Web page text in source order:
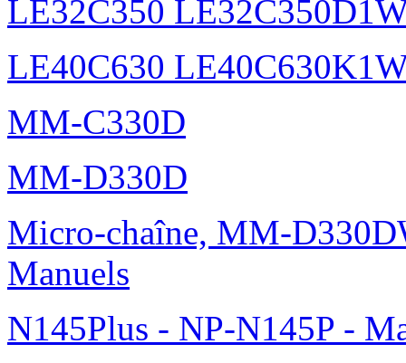
LE32C350
LE40C630
MM-C330D
MM-D330D
Micro-chaîne, MM-
Manuels
N145Plus - NP-N145P -